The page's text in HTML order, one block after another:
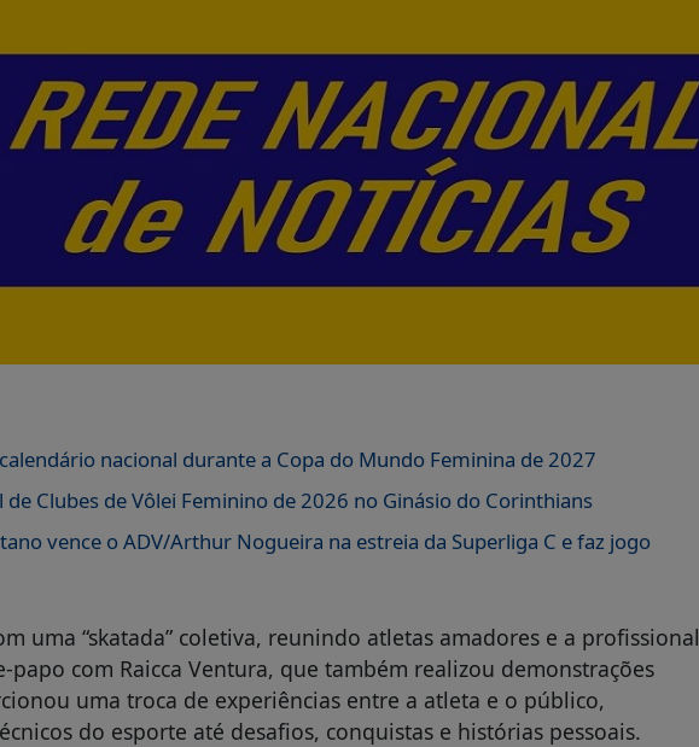
nacional durante a Copa do Mundo Feminina de 2027
Clubes de Vôlei Feminino de 2026 no Ginásio do Corinthians
vence o ADV/Arthur Nogueira na estreia da Superliga C e faz jogo
uma “skatada” coletiva, reunindo atletas amadores e a profissional
com Raicca Ventura, que também realizou demonstrações
uma troca de experiências entre a atleta e o público,
do esporte até desafios, conquistas e histórias pessoais.